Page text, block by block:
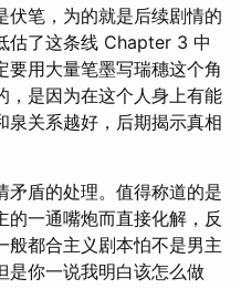
伏笔，为的就是后续剧情的
估了这条线 Chapter 3 中
要用大量笔墨写瑞穗这个角
，是因为在这个人身上有能
泉关系越好，后期揭示真相
矛盾的处理。值得称道的是
的一通嘴炮而直接化解，反
都合主义剧本怕不是男主
是你一说我明白该怎么做